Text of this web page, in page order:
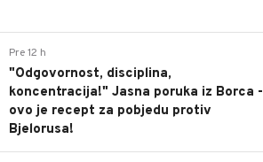
Pre 12 h
"Odgovornost, disciplina,
koncentracija!" Jasna poruka iz Borca -
ovo je recept za pobjedu protiv
Bjelorusa!